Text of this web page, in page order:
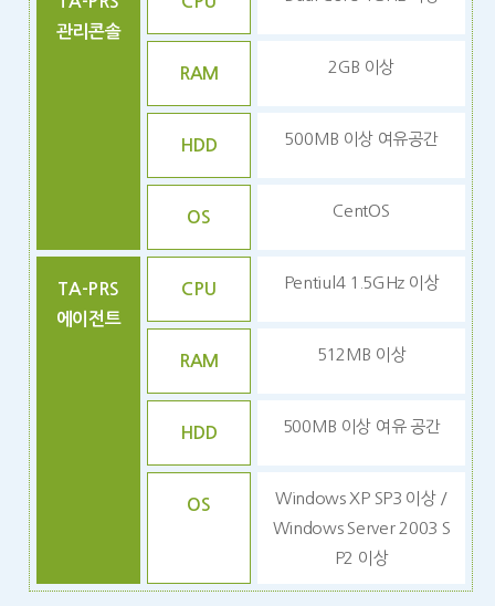
관리콘솔
RAM 2GB 이상
HDD 500MB 이상 여유공간
OS CentOS
TA-PRS
에이전트
CPU Pentiul4 1.5GHz 이상
RAM 512MB 이상
HDD 500MB 이상 여유 공간
OS
Windows XP SP3 이상 /
Windows Server 2003 S
P2 이상